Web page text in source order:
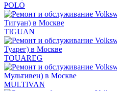
POLO
TIGUAN
TOUAREG
MULTIVAN